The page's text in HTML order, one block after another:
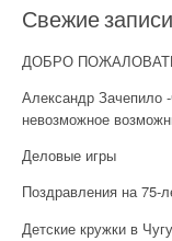
Свежие записи
ДОБРО
Александр Зачепило
невозможное
Деловые игры
Поздравления на 75-
Детские кружки в